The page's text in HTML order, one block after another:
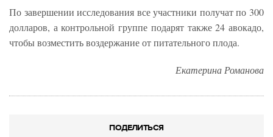
По завершении исследования все участники получат по 300
долларов, а контрольной группе подарят также 24 авокадо,
чтобы возместить воздержание от питательного плода.
Екатерина Романова
ПОДЕЛИТЬСЯ